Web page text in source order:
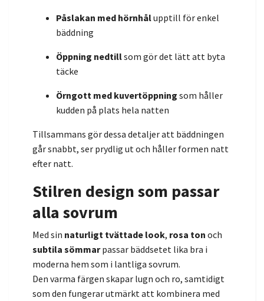
Påslakan med hörnhålupptill för enkel
bäddning
Öppning nedtillsom gör det lätt att byta
täcke
Örngott med kuvertöppning som håller
kudden på plats hela natten
Tillsammans gör dessa detaljer att bäddningen
går snabbt, ser prydlig ut och håller formen natt
efter natt.
Stilren design som passar
alla sovrum
Med sin naturligt tvättade look, rosa ton och
subtila sömmarpassar bäddsetet lika bra i
moderna hem som i lantliga sovrum.
Den varma färgen skapar lugn och ro, samtidigt
som den fungerar utmärkt att kombinera med